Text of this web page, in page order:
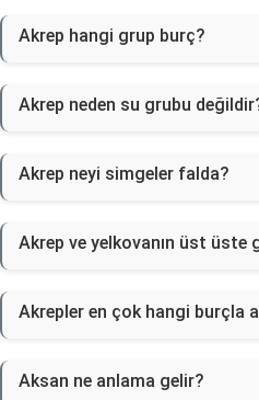
Akrep hangi grup burç?
Akrep neden su grubu
Akrep neyi simgeler falda?
Akrep ve yelkovanın üst üste
Akrepler en çok hangi burçla
Aksan ne anlama gelir?